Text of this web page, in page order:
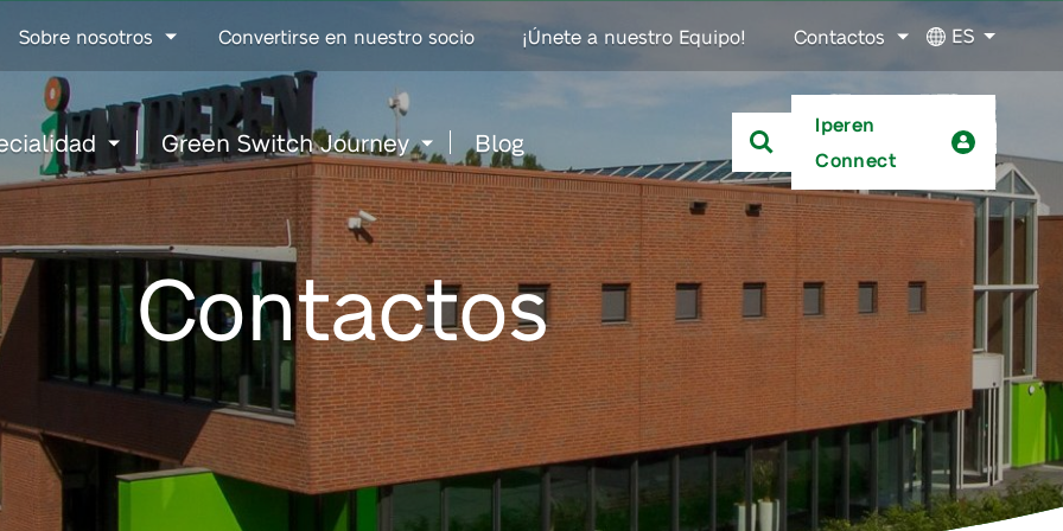
to
content
Sobre nosotros Convertirse en nuestro socio ¡Únete a nuestro Equipo! Contactos ES
Green Switch Journey Blog
Iperen
Connect
Contactos